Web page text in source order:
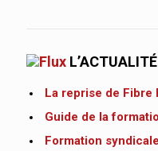
La reprise de Fibre
Guide de la
Formation